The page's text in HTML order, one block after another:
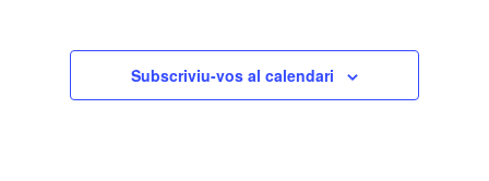
Subscriviu-vos al calendari